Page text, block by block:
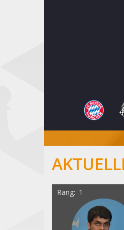
Rang 1